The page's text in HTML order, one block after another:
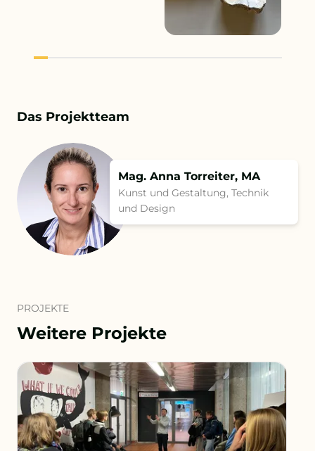
Das Projektteam
Mag. Anna Torreiter, MA
Kunst und Gestaltung, Technik
und Design
PROJEKTE
Weitere Projekte